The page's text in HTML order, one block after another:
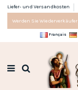
Liefer- und Versandkosten
Werden Sie Wiederverkäufer
Français